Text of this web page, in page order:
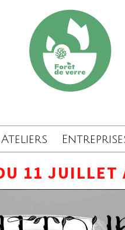
Ateliers
11 JUILLET